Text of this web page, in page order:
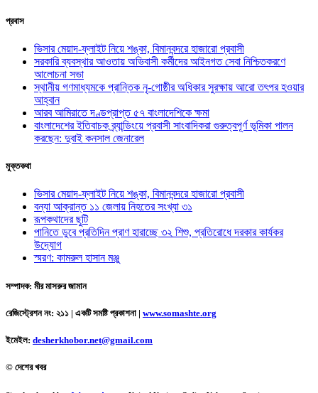
প্রবাস
ভিসার মেয়াদ-ফ্লাইট নিয়ে শঙ্কা, বিমানবন্দরে হাজারো প্রবাসী
সরকারি ব্যবস্থার আওতায় অভিবাসী কর্মীদের আইনগত সেবা নিশ্চিতকরণে
আলোচনা সভা
স্থানীয় গণমাধ্যমকে প্রান্তিক নৃ-গোষ্ঠীর অধিকার সুরক্ষায় আরো তৎপর হওয়ার
আহ্বান
আরব আমিরাতে দণ্ডপ্রাপ্ত ৫৭ বাংলাদেশিকে ক্ষমা
বাংলাদেশের ইতিবাচক ব্র্যান্ডিংয়ে প্রবাসী সাংবাদিকরা গুরুত্বপূর্ণ ভূমিকা পালন
করছেন: দুবাই কনসাল জেনারেল
মুক্তকথা
ভিসার মেয়াদ-ফ্লাইট নিয়ে শঙ্কা, বিমানবন্দরে হাজারো প্রবাসী
বন্যা আক্রান্ত ১১ জেলায় নিহতের সংখ্যা ৩১
রূপকথাদের ছুটি
পানিতে ডুবে প্রতিদিন প্রাণ হারাচ্ছে ৩২ শিশু, প্রতিরোধে দরকার কার্যকর
উদ্যোগ
স্মরণ: কামরুল হাসান মঞ্জু
সম্পাদক: মীর মাসরুর জামান
রেজিস্ট্রেশন নং: ২১১ | একটি সমষ্টি প্রকাশনা | www.somashte.org
ইমেইল: desherkhobor.net@gmail.com
© দেশের খবর